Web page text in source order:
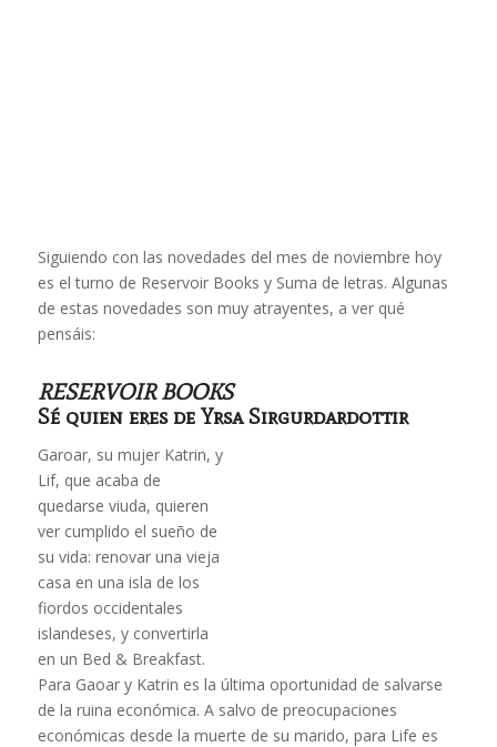
Siguiendo con las novedades del mes de noviembre hoy
es el turno de Reservoir Books y Suma de letras. Algunas
de estas novedades son muy atrayentes, a ver qué
pensáis:
RESERVOIR BOOKS
Sé quien eresde Yrsa Sirgurdardottir
Garoar, su mujer Katrin, y
Lif, que acaba de
quedarse viuda, quieren
ver cumplido el sueño de
su vida: renovar una vieja
casa en una isla de los
fiordos occidentales
islandeses, y convertirla
en un Bed & Breakfast.
Para Gaoar y Katrin es la última oportunidad de salvarse
de la ruina económica. A salvo de preocupaciones
económicas desde la muerte de su marido, para Life es